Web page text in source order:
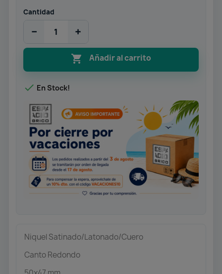
Cantidad
− +
 Añadir al carrito
 En Stock!
Niquel Satinado/Latonado/Cuero
Canto Redondo